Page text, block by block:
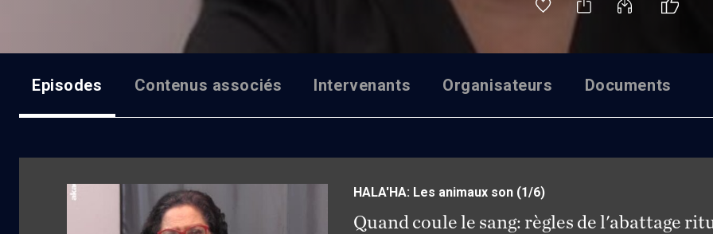
Episodes Contenus associés Intervenants Organisateurs Documents
HALA'HA: Les animaux son (1/6)
Quand coule le sang: règles de l'abattage